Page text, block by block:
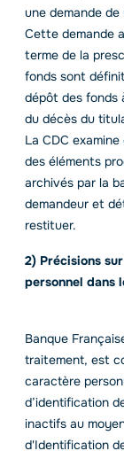
une demande
Cette demande
terme de la
fonds sont
dépôt des fonds
du décès du
La CDC
des éléments
archivés par la
demandeur et
restituer.
2) Précisions
personnel dans
Banque
traitement, est
caractère
d’identification
inactifs au
d'Identification